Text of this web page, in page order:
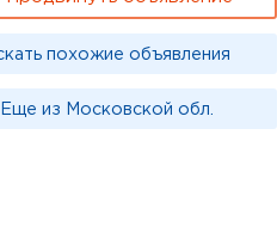
похожие объявления
Еще из Московской обл.